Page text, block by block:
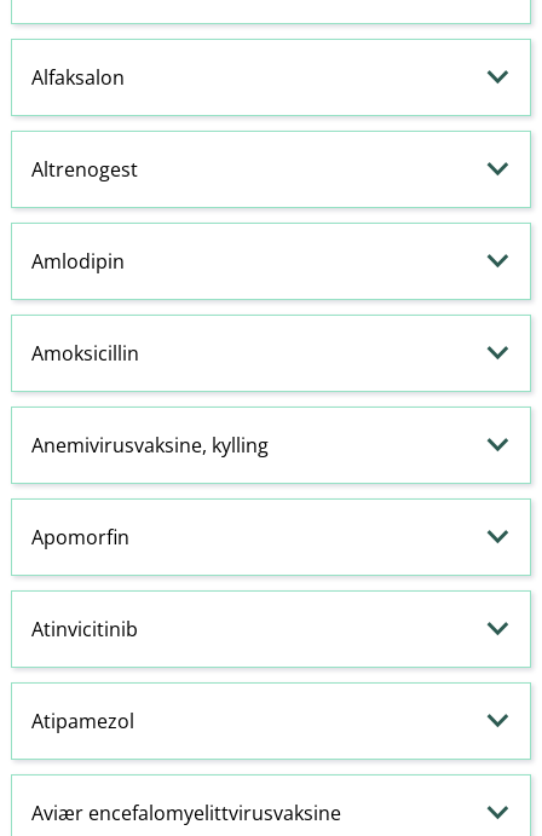
Alfaksalon
Altrenogest
Amlodipin
Amoksicillin
Anemivirusvaksine, kylling
Apomorfin
Atinvicitinib
Atipamezol
Aviær encefalomyelittvirusvaksine